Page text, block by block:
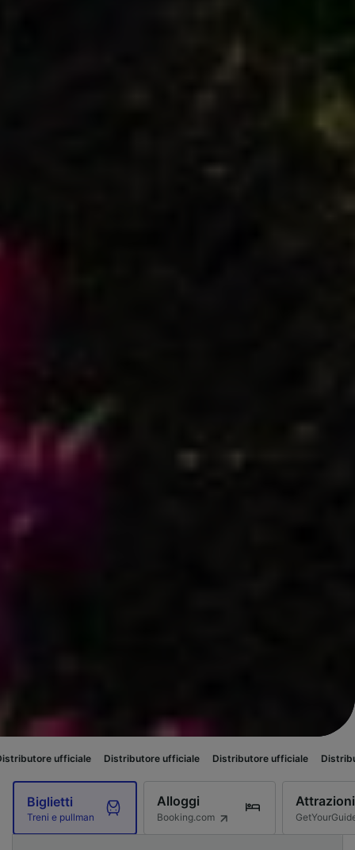
Distributore ufficiale Distributore ufficiale Distributore ufficiale
Biglietti
Treni e pullman
Alloggi
Booking.com
Attrazioni